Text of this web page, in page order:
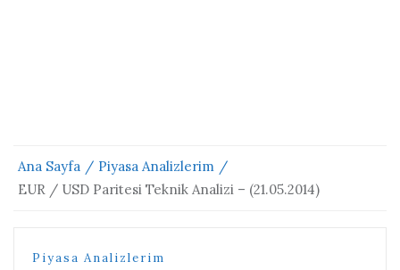
Ana Sayfa
Piyasa Analizlerim
EUR / USD Paritesi Teknik Analizi – (21.05.2014)
Piyasa Analizlerim